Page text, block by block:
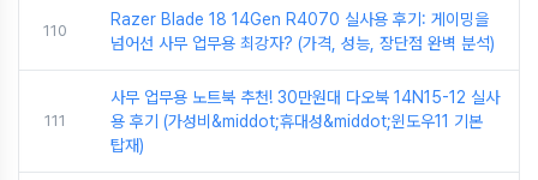
110
Razer Blade 18 14Gen R4070 실사용 후기: 게이밍을
넘어선 사무 업무용 최강자? (가격, 성능, 장단점 완벽 분석)
111
사무 업무용 노트북 추천! 30만원대 다오북 14N15-12 실사
용 후기 (가성비&middot;휴대성&middot;윈도우11 기본
탑재)